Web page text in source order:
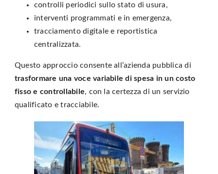
controlli periodici sullo stato di usura,
interventi programmati e in emergenza,
tracciamento digitale e reportistica
centralizzata.
Questo approccio consente all’azienda pubblica di
trasformare una voce variabile di spesa in un costo
fisso e controllabile, con la certezza di un servizio
qualificato e tracciabile.